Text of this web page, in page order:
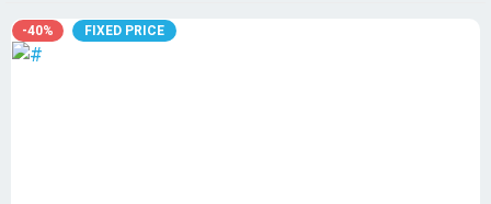
-40% FIXED PRICE